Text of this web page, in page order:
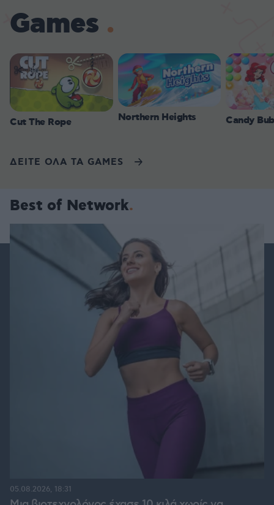
Games
Cut The Rope Northern Heights Candy
ΔΕΙΤΕ ΟΛΑ ΤΑ GAMES
Best of Network
05.08.2026, 18:31